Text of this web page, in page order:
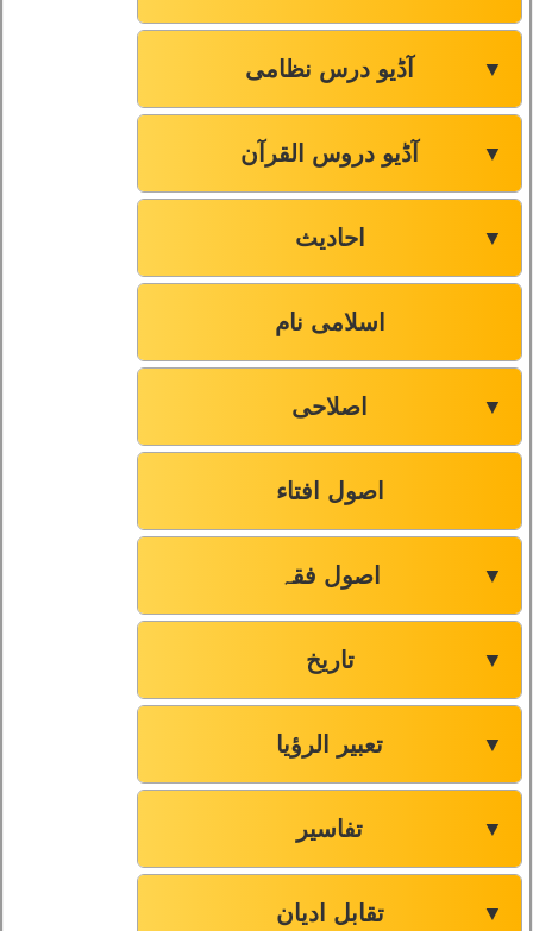
آڈیو درس نظامی ▼
آڈیو دروس القرآن ▼
احادیث ▼
اسلامی نام
اصلاحی ▼
اصول افتاء
اصول فقہ ▼
تاریخ ▼
تعبیر الرؤیا ▼
تفاسیر ▼
تقابل ادیان ▼